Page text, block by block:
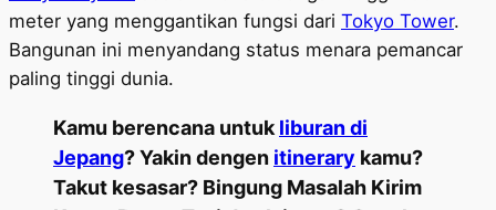
meter yang menggantikan fungsi dari Tokyo Tower.
Bangunan ini menyandang status menara pemancar
paling tinggi dunia.
Kamu berencana untuk liburan di
Jepang? Yakin dengen itinerary kamu?
Takut kesasar? Bingung Masalah Kirim